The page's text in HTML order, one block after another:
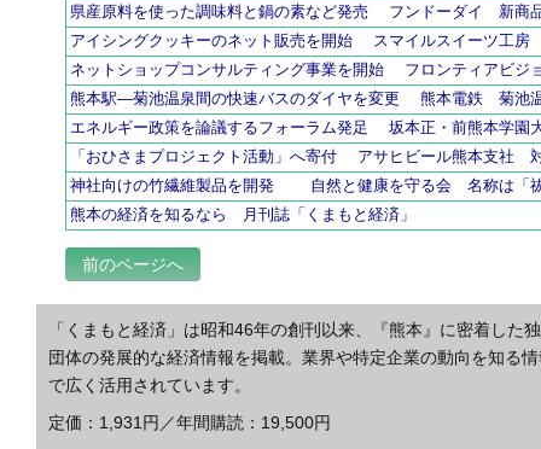
県産原料を使った調味料と鍋の素など発売 フンドーダイ 新商
アイシングクッキーのネット販売を開始 スマイルスイーツ工
ネットショップコンサルティング事業を開始 フロンティアビ
熊本駅―菊池温泉間の快速バスのダイヤを変更 熊本電鉄 菊池
エネルギー政策を論議するフォーラム発足 坂本正・前熊本学
「おひさまプロジェクト活動」へ寄付 アサヒビール熊本支社
神社向けの竹繊維製品を開発 自然と健康を守る会 名
熊本の経済を知るなら 月刊誌「くまもと経済」
前のページへ
「くまもと経済」は昭和46年の創刊以来、『熊本』に密着し
団体の発展的な経済情報を掲載。業界や特定企業の動向を知る
で広く活用されています。
定価：1,931円／年間購読：19,500円